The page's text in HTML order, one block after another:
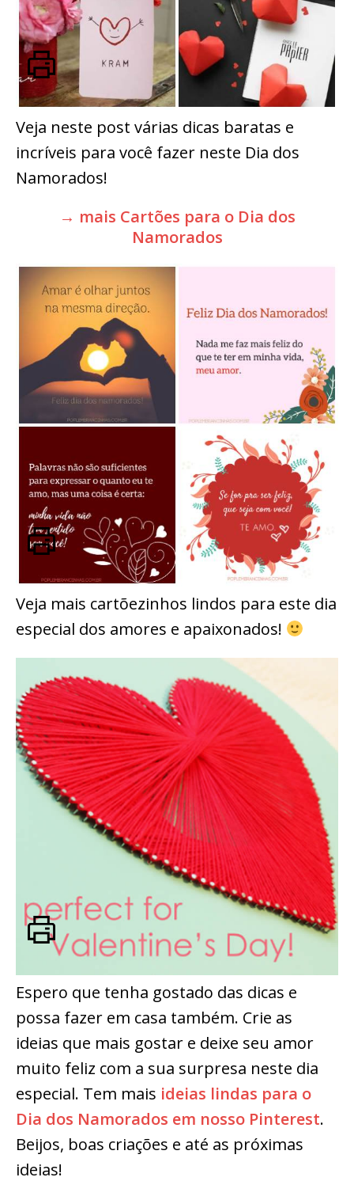
Veja neste post várias dicas baratas e
incríveis para você fazer neste Dia dos
Namorados!
→ mais Cartões para o Dia dos
Namorados
Veja mais cartõezinhos lindos para este dia
especial dos amores e apaixonados!
Espero que tenha gostado das dicas e
possa fazer em casa também. Crie as
ideias que mais gostar e deixe seu amor
muito feliz com a sua surpresa neste dia
especial. Tem mais ideias lindas para o
Dia dos Namorados em nosso Pinterest.
Beijos, boas criações e até as próximas
ideias!